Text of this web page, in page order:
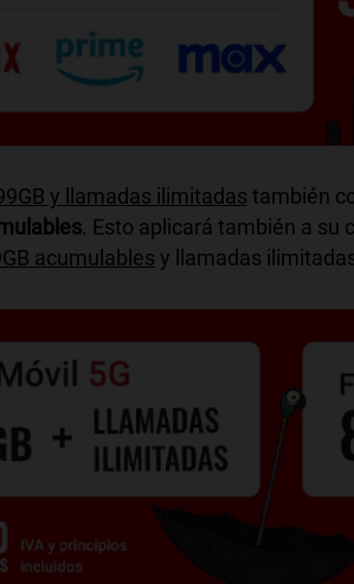
y llamadas ilimitadas también
. Esto aplicará también a su
acumulables y llamadas